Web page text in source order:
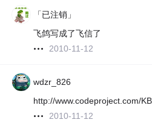
「已注销」
飞鸽写成了飞信了
2010-11-12
wdzr_826
http://www.codeproject.com/
2010-11-12